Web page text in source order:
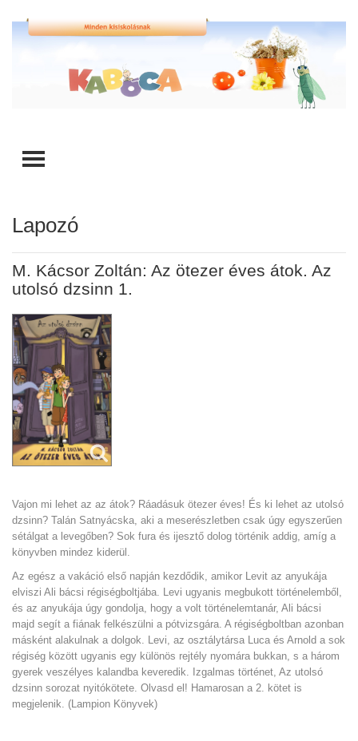
TOGGLE MENU
Lapozó
M. Kácsor Zoltán: Az ötezer éves átok. Az
utolsó dzsinn 1.
Vajon mi lehet az az átok? Ráadásuk ötezer éves! És ki lehet az utolsó
dzsinn? Talán Satnyácska, aki a meserészletben csak úgy egyszerűen
sétálgat a levegőben? Sok fura és ijesztő dolog történik addig, amíg a
könyvben mindez kiderül.
Az egész a vakáció első napján kezdődik, amikor Levit az anyukája
elviszi Ali bácsi régiségboltjába. Levi ugyanis megbukott történelemből,
és az anyukája úgy gondolja, hogy a volt történelemtanár, Ali bácsi
majd segít a fiának felkészülni a pótvizsgára. A régiségboltban azonban
másként alakulnak a dolgok. Levi, az osztálytársa Luca és Arnold a sok
régiség között ugyanis egy különös rejtély nyomára bukkan, s a három
gyerek veszélyes kalandba keveredik. Izgalmas történet, Az utolsó
dzsinn sorozat nyitókötete. Olvasd el! Hamarosan a 2. kötet is
megjelenik. (Lampion Könyvek)